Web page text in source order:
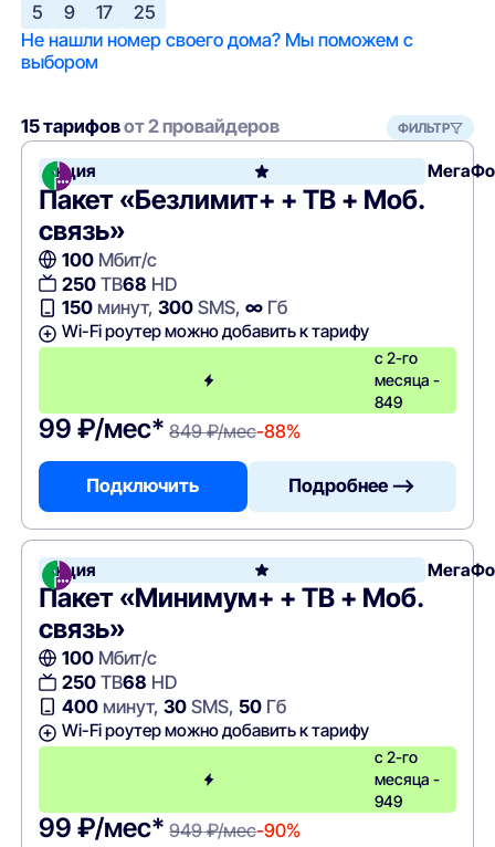
5
9 17
25
Не нашли номер своего дома? Мы поможем с
выбором
15 тарифовот 2 провайдеров ФИЛЬТР
Акция
Пакет «Безлимит+ + ТВ + Моб.
связь»
100Мбит/с
250ТВ68 HD
150минут, 300SMS, ∞Гб
Wi-Fi роутер можно добавить к тарифу
с 2-го
месяца -
849
99 ₽/мес* 849 ₽/мес-88%
Подключить Подробнее —>
Акция
Пакет «Минимум+ + ТВ + Моб.
связь»
100Мбит/с
250ТВ68 HD
400минут, 30SMS, 50Гб
Wi-Fi роутер можно добавить к тарифу
с 2-го
месяца -
949
99 ₽/мес* 949 ₽/мес-90%